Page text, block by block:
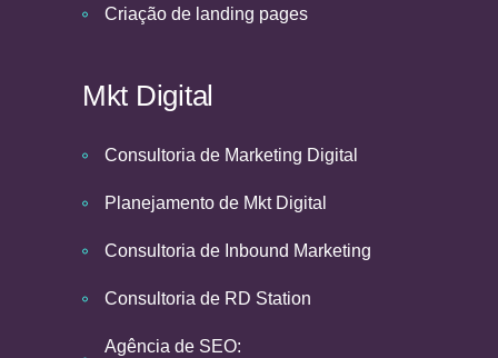
Criação de landing pages
Mkt Digital
Consultoria de Marketing Digital
Planejamento de Mkt Digital
Consultoria de Inbound Marketing
Consultoria de RD Station
Agência de SEO: